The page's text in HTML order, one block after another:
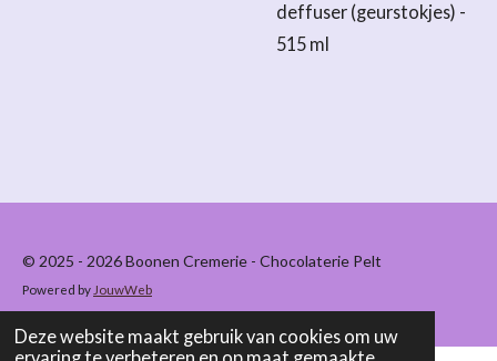
Deze website maakt gebruik van cookies om uw
ervaring te verbeteren en op maat gemaakte
deffuser (geurstokjes) -
515 ml
© 2025 - 2026 Boonen Cremerie - Chocolaterie Pelt
Powered by JouwWeb